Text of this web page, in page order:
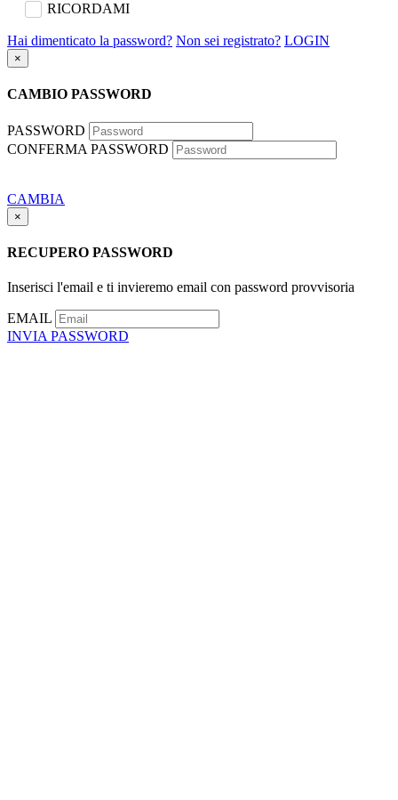
RICORDAMI
Hai dimenticato la password? Non sei registrato? LOGIN
×
CAMBIO PASSWORD
PASSWORD
CONFERMA PASSWORD
CAMBIA
×
RECUPERO PASSWORD
Inserisci l'email e ti invieremo email con password provvisoria
EMAIL
INVIA PASSWORD